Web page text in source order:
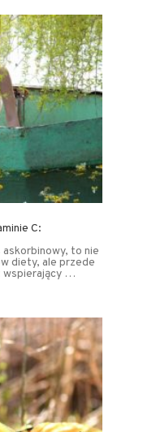
C:
askorbinowy, to nie
diety, ale przede
wspierający …